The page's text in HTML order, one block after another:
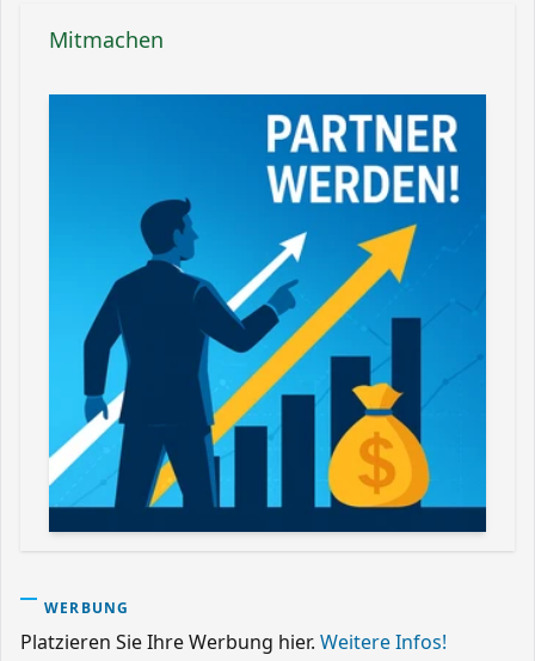
Mitmachen
WERBUNG
Platzieren Sie Ihre Werbung hier. Weitere Infos!